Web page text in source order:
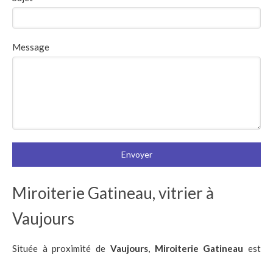
Message
Envoyer
Miroiterie Gatineau, vitrier à
Vaujours
Située à proximité de Vaujours, Miroiterie Gatineau est